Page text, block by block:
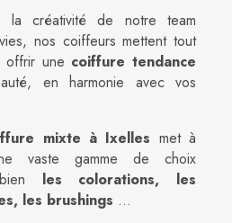
la créativité de notre team
nos coiffeurs mettent tout
offrir une coiffure tendance
en harmonie avec vos
mixte à Ixelles met à
vaste gamme de choix
les colorations, les
les brushings ...